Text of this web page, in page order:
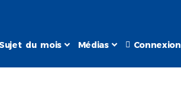
du mois Médias Connexion